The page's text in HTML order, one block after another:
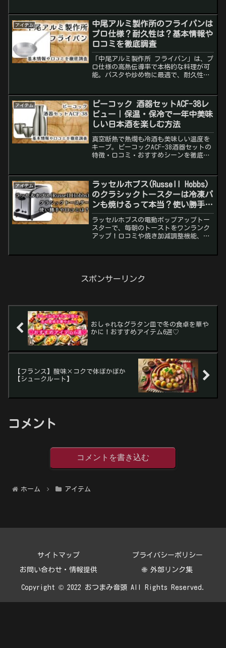
アイテム
中尾アルミ製作所のフライパンは
プロ仕様？耐久性は？基本情報や
口コミを徹底調査
「中尾アルミ製作所 フライパン」は、プ
ロ仕様の高熱伝導率で本格的な料理が可
能。パスタや炒め物に最適で、耐久性も
アイテム
ピーコック 酒器セットACF-38レ
ビュー｜保温・保冷で一年中美味
しい日本酒を楽しむ方法
真空断熱で熱燗も冷酒も美味しい温度を
キープ。ピーコックACF-38酒器セットの
特徴・口コミ・おすすめシーンを徹底レ
アイテム
ラッセルホブス(Russell Hobbs)
のクラシックトースターは冷凍パ
ンも焼けるって本当？使い勝手や
口コミを徹底調査！
ラッセルホブスの電動ポップアップトー
スターで、毎朝のトーストをワンランク
アップ！口コミや焼き加減調整機能、使
スポンサーリンク
おしゃれなグラタン皿で冬の食卓を華や
かに！おすすめアイテム6選♡
【フランス】酸味×コクで体ぽかぽか
【シュークルート】
コメント
コメントを書き込む
ホーム アイテム
サイトマップ プライバシーポリシー
お問い合わせ・情報提供 🌐 外部リンク集
Copyright © 2022 おつまみ音頭 All Rights Reserved.